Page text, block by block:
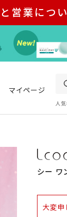
営業につ
マイページ
人
シー ワ
大変申